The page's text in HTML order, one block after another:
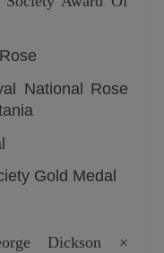
National Rose
Gold Medal
Dickson ×